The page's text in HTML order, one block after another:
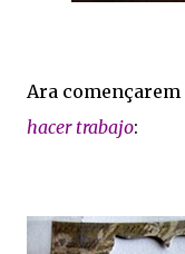
Ara
hacer trabajo: